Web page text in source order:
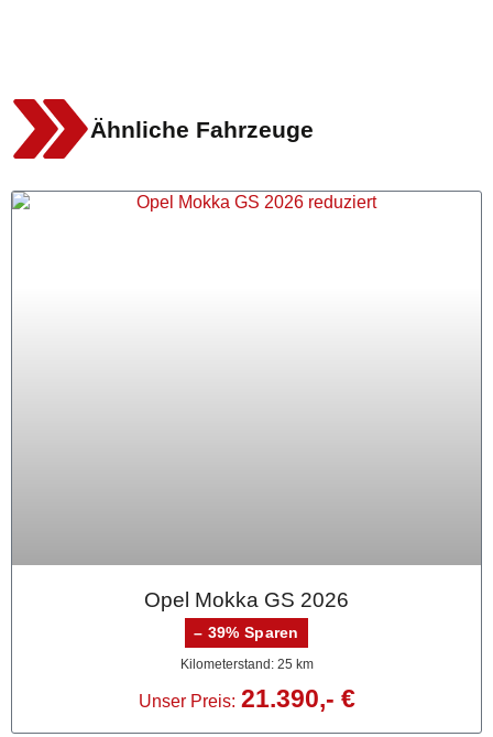
Ähnliche Fahrzeuge
Opel Mokka GS 2026
– 39% Sparen
Kilometerstand: 25 km
Unser Preis: 21.390,- €